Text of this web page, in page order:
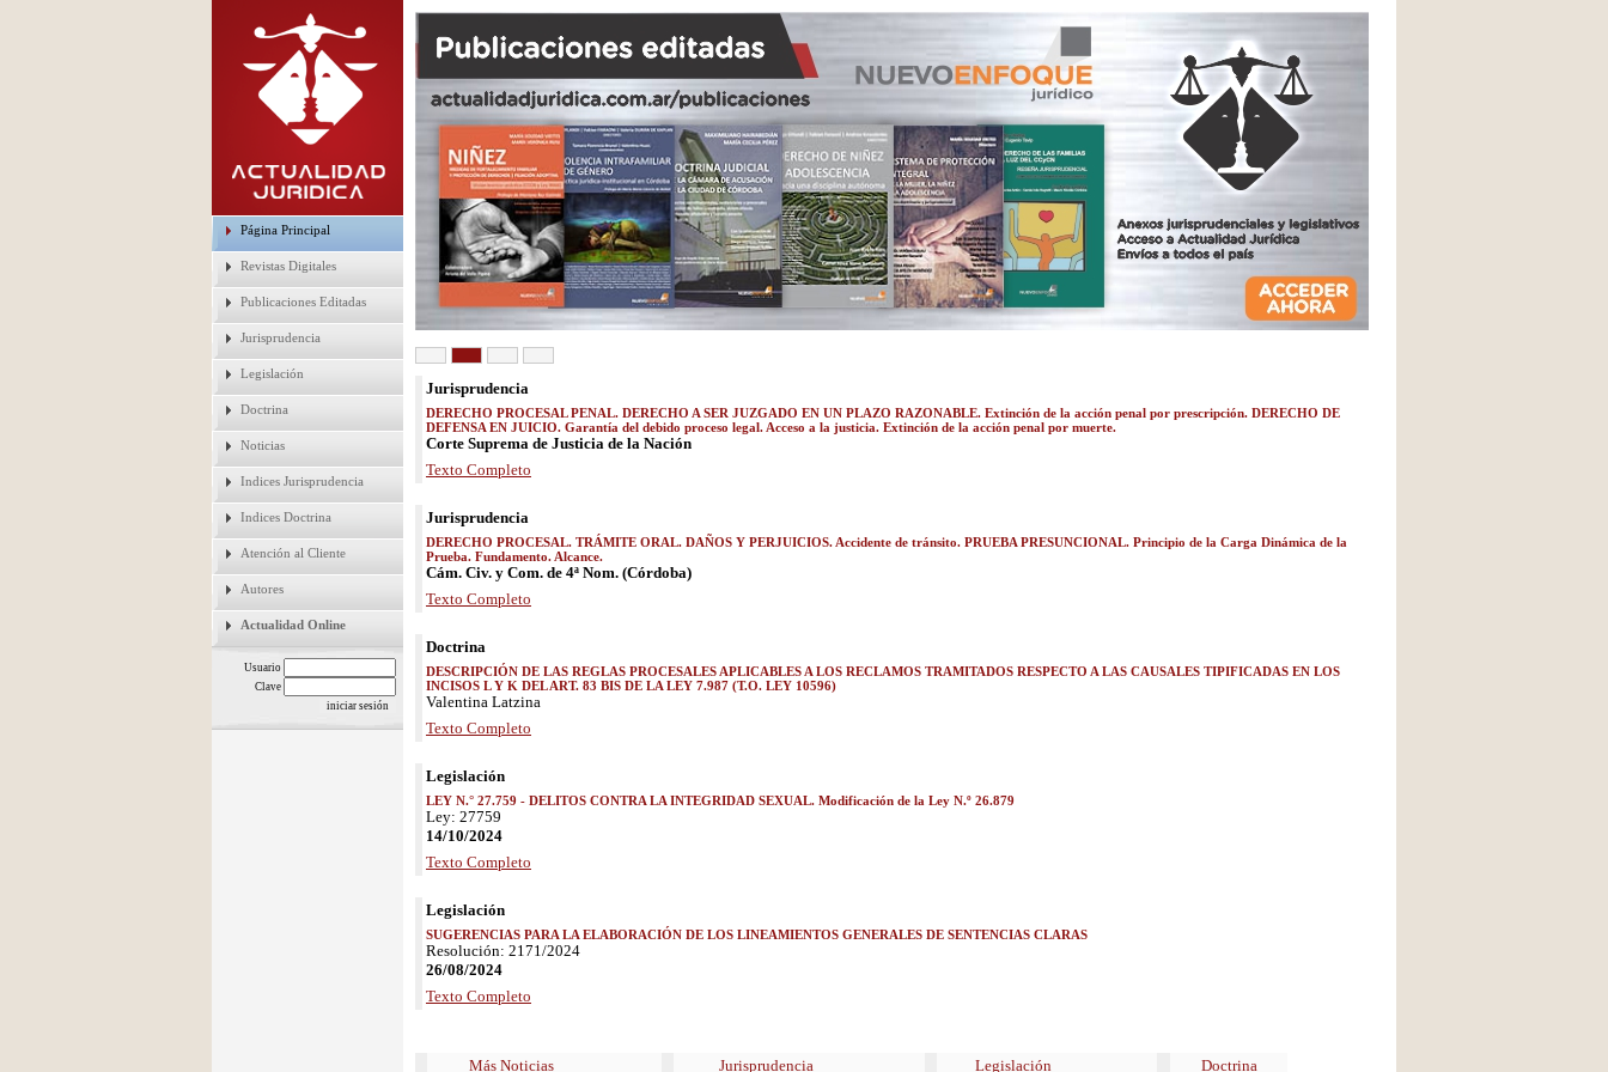
Página Principal
Revistas Digitales
Publicaciones Editadas
Jurisprudencia
Legislación
Doctrina
Noticias
Indices Jurisprudencia
Indices Doctrina
Atención al Cliente
Autores
Actualidad Online
Usuario
Clave
Jurisprudencia
DERECHO PROCESAL PENAL. DERECHO A SER JUZGADO EN UN PLAZO RAZONABLE. Extinción de la acción penal por prescripción. DERECHO DE
DEFENSA EN JUICIO. Garantía del debido proceso legal. Acceso a la justicia. Extinción de la acción penal por muerte.
Corte Suprema de Justicia de la Nación
Texto Completo
Jurisprudencia
DERECHO PROCESAL. TRÁMITE ORAL. DAÑOS Y PERJUICIOS. Accidente de tránsito. PRUEBA PRESUNCIONAL. Principio de la Carga Dinámica de la
Prueba. Fundamento. Alcance.
Cám. Civ. y Com. de 4ª Nom. (Córdoba)
Texto Completo
Doctrina
DESCRIPCIÓN DE LAS REGLAS PROCESALES APLICABLES A LOS RECLAMOS TRAMITADOS RESPECTO A LAS CAUSALES TIPIFICADAS EN LOS
INCISOS L Y K DEL ART. 83 BIS DE LA LEY 7.987 (T.O. LEY 10596)
Valentina Latzina
Texto Completo
Legislación
LEY N.° 27.759 - DELITOS CONTRA LA INTEGRIDAD SEXUAL. Modificación de la Ley N.º 26.879
Ley: 27759
14/10/2024
Texto Completo
Legislación
SUGERENCIAS PARA LA ELABORACIÓN DE LOS LINEAMIENTOS GENERALES DE SENTENCIAS CLARAS
Resolución: 2171/2024
26/08/2024
Texto Completo
Más Noticias Jurisprudencia Legislación Doctrina